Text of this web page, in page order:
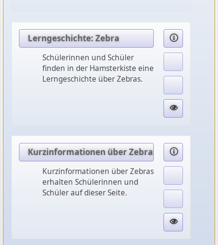
Lerngeschichte: Zebra
Schülerinnen und Schüler
finden in der Hamsterkiste eine
Lerngeschichte über Zebras.
Kurzinformationen über Zebras
Kurzinformationen über Zebras
erhalten Schülerinnen und
Schüler auf dieser Seite.